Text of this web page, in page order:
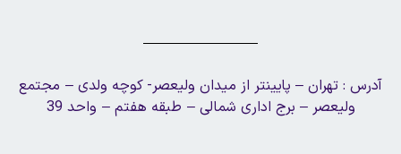
آدرس : تهران – پایینتر از میدان ولیعصر- کوچه ولدی – مجتمع
ولیعصر – برج اداری شمالی – طبقه هفتم – واحد 39